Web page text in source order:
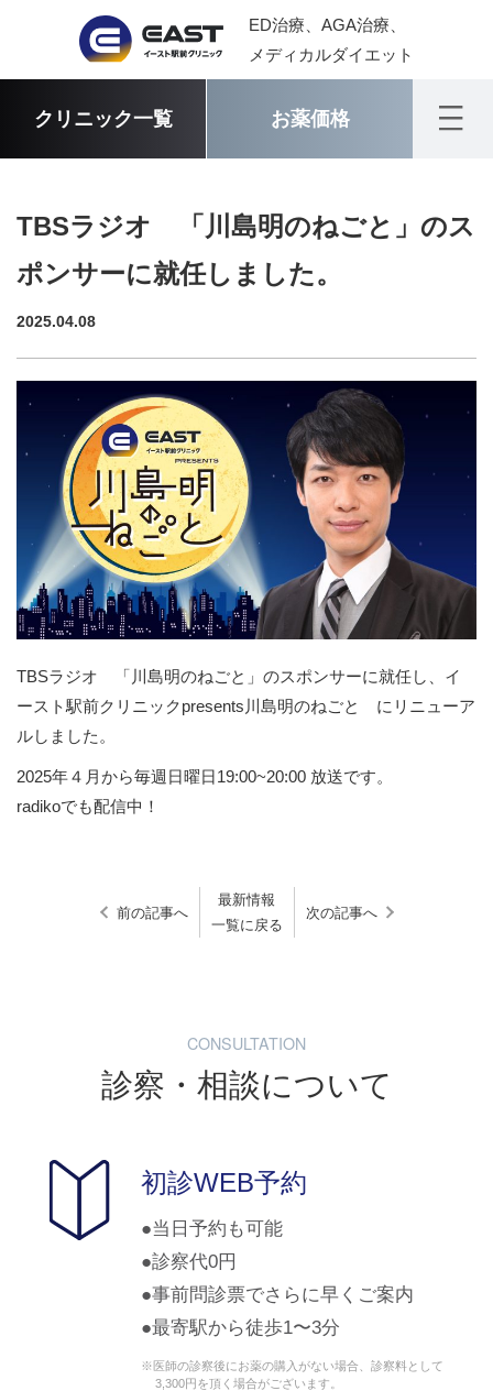
ED治療、AGA治療、
メディカルダイエット
クリニック一覧 お薬価格
TBSラジオ 「川島明のねごと」のス
ポンサーに就任しました。
2025.04.08
TBSラジオ 「川島明のねごと」のスポンサーに就任し、イ
ースト駅前クリニックpresents川島明のねごと にリニューア
ルしました。
2025年４月から毎週日曜日19:00~20:00 放送です。
radikoでも配信中！
前の記事へ
最新情報
一覧に戻る
次の記事へ
CONSULTATION
診察・相談について
初診WEB予約
当日予約も可能
診察代0円
事前問診票でさらに早くご案内
最寄駅から徒歩1〜3分
※医師の診察後にお薬の購入がない場合、診察料として
3,300円を頂く場合がございます。